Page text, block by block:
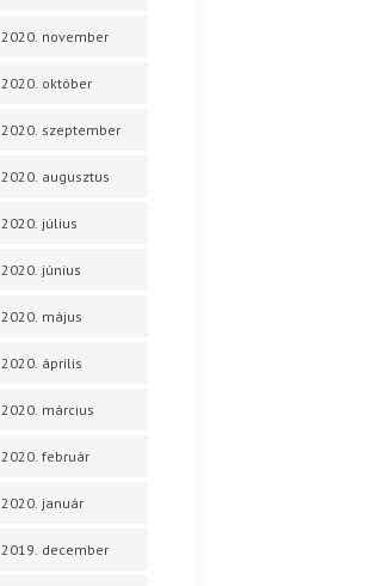
2020. november
2020. október
2020. szeptember
2020. augusztus
2020. július
2020. június
2020. május
2020. április
2020. március
2020. február
2020. január
2019. december